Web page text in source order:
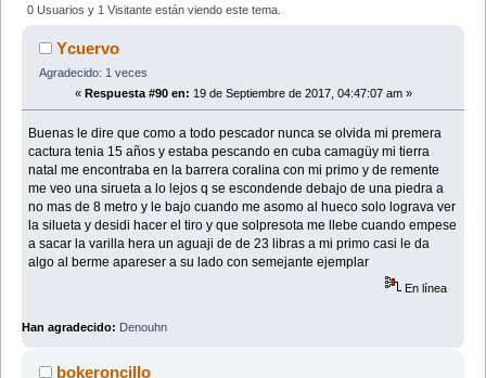
captura", ¡Di tu cual fue la tuya! (Leído 221437 veces)
0 Usuarios y 1 Visitante están viendo este tema.
Ycuervo
Agradecido: 1 veces
« Respuesta #90 en: 19 de Septiembre de 2017, 04:47:07 am »
Buenas le dire que como a todo pescador nunca se olvida mi premera
cactura tenia 15 años y estaba pescando en cuba camagüy mi tierra
natal me encontraba en la barrera coralina con mi primo y de remente
me veo una sirueta a lo lejos q se escondende debajo de una piedra a
no mas de 8 metro y le bajo cuando me asomo al hueco solo lograva ver
la silueta y desidi hacer el tiro y que solpresota me llebe cuando empese
a sacar la varilla hera un aguaji de de 23 libras a mi primo casi le da
algo al berme apareser a su lado con semejante ejemplar
En línea
Han agradecido: Denouhn
bokeroncillo